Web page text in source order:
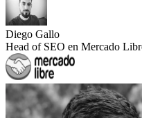
Diego Gallo
Head of SEO en Mercado